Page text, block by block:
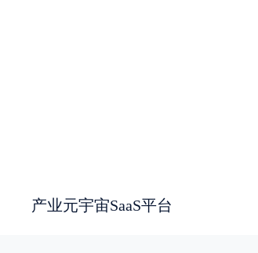
产业元宇宙SaaS平台